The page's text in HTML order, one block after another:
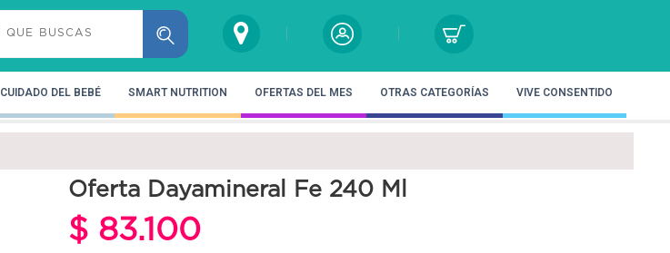
CUIDADO DEL BEBÉ SMART NUTRITION OFERTAS DEL MES OTRAS CATEGORÍAS VIVE CONSENTIDO
Oferta Dayamineral Fe 240 Ml
$ 83.100